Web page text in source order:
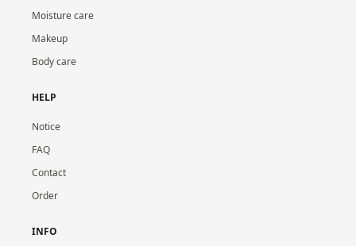
Moisture care
Makeup
Body care
HELP
Notice
FAQ
Contact
Order
INFO